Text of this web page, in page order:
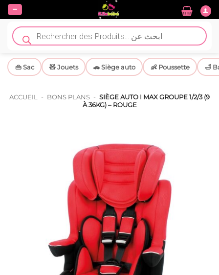
Passer
contenu
Recherche
de
produits
👜 Sac 🧸 Jouets 🚗 Siège auto 👶 Poussette 🛁
ACCUEIL - BONS PLANS - SIÈGE AUTO I MAX GROUPE 1/2/3 (9
À 36KG) – ROUGE